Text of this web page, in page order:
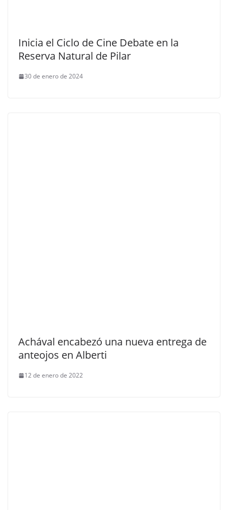
Inicia el Ciclo de Cine Debate en la
Reserva Natural de Pilar
30 de enero de 2024
Achával encabezó una nueva entrega de
anteojos en Alberti
12 de enero de 2022